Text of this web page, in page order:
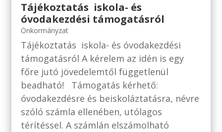
Tájékoztatás iskola- és
óvodakezdési támogatásról
Önkormányzat
Tájékoztatás iskola- és óvodakezdési
támogatásról A kérelem az idén is egy
főre jutó jövedelemtől függetlenül
beadható! Támogatás kérhető:
óvodakezdésre és beiskoláztatásra, névre
szóló számla ellenében, utólagos
térítéssel. A számlán elszámolható